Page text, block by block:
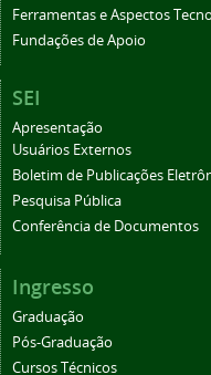
Ferramentas e Aspectos
Fundações de Apoio
SEI
Apresentação
Usuários Externos
Boletim de Publicações
Pesquisa Pública
Conferência de Documentos
Ingresso
Graduação
Pós-Graduação
Cursos Técnicos